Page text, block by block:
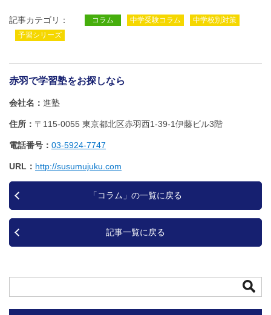
記事カテゴリ： コラム 中学受験コラム
中学校別対策
予習シリーズ
赤羽で学習塾をお探しなら
会社名 進塾
住所 〒115-0055 東京都北区赤羽西1‐39‐1伊藤ビル3階
電話番号 03-5924-7747
URL http://susumujuku.com
「コラム」の一覧に戻る
記事一覧に戻る